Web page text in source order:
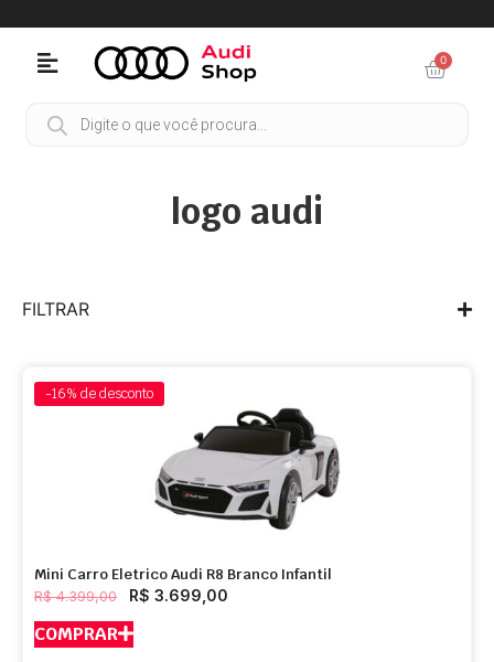
0
logo audi
FILTRAR
-16% de desconto
Mini Carro Eletrico Audi R8 Branco Infantil
R$4.399,00 R$ 3.699,00
COMPRAR